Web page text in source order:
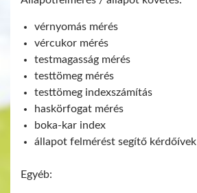
vérnyomás mérés
vércukor mérés
testmagasság mérés
testtömeg mérés
testtömeg indexszámítás
haskörfogat mérés
boka-kar index
állapot felmérést segítő kérdőívek
Egyéb: